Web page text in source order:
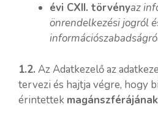
évi CXII. törvényaz
önrendelkezési jogról
1.2. Az Adatkezelő az
tervezi és hajtja végre, hogy
érintettek